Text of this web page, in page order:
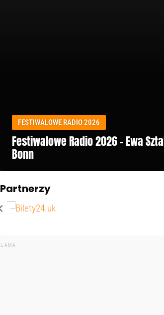
FESTIWALOWE RADIO 2026
Festiwalowe Radio 2026 – Ewa
Bonn
Partnerzy